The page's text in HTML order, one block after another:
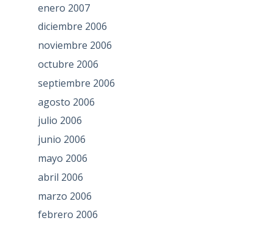
enero 2007
diciembre 2006
noviembre 2006
octubre 2006
septiembre 2006
agosto 2006
julio 2006
junio 2006
mayo 2006
abril 2006
marzo 2006
febrero 2006